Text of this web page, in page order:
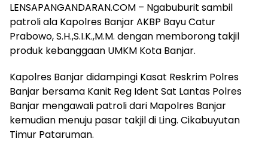
LENSAPANGANDARAN.COM – Ngabuburit sambil
patroli ala Kapolres Banjar AKBP Bayu Catur
Prabowo, S.H.,S.I.K.,M.M. dengan memborong takjil
produk kebanggaan UMKM Kota Banjar.
Kapolres Banjar didampingi Kasat Reskrim Polres
Banjar bersama Kanit Reg Ident Sat Lantas Polres
Banjar mengawali patroli dari Mapolres Banjar
kemudian menuju pasar takjil di Ling. Cikabuyutan
Timur Pataruman.